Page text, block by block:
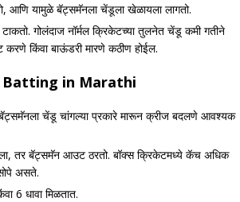
आणि यामुळे बॅट्समॅनला चेंडूला खेळायला लागतो.
गोलंदाज नॉर्मल क्रिकेटच्या तुलनेत चेंडू कमी गतीने
किंवा बाऊंडरी मारणे कठीण होईल.
Batting in Marathi
बॅट्समॅनला चेंडू चांगल्या प्रकारे मारून क्रीज बदलणे आवश्यक
तर बॅट्समॅन आउट ठरतो. बॉक्स क्रिकेटमध्ये कॅच अधिक
असते.
6 धावा मिळतात.